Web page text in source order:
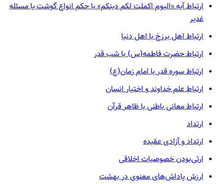
ارتباط آیه «الیوم اکملت لکم دینکم» با حکم انواع گوشت یا مسئله
غدیر
ارتباط اهل برزخ با اهل دنیا
ارتباط حضرت فاطمه(س) با شب قدر
ارتباط سوره قدر با امام زمان(ع)
ارتباط علم خداوند و اختیار انسان
ارتباط معانی باطنی با ظاهر قرآن
ارتداد
ارتداد و آزادی عقیده
ارثی‌بودن خصوصیات اخلاقی
ارزش پاداش‌های معنوی در بهشت